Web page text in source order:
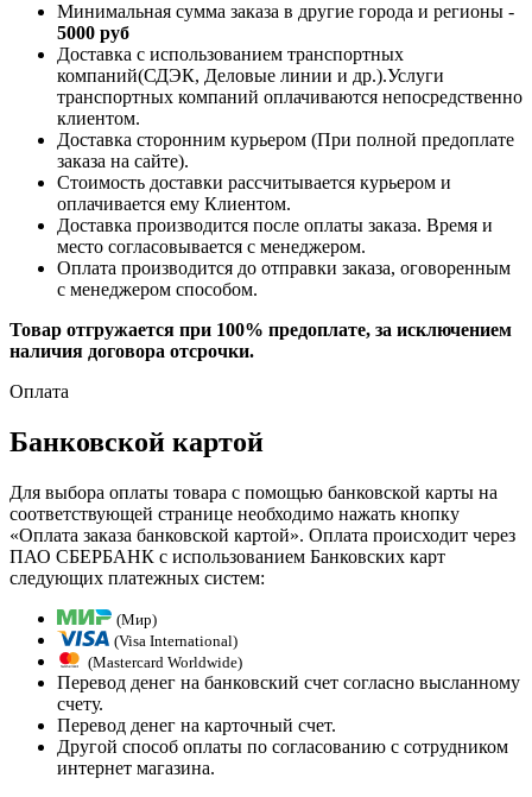
Минимальная сумма заказа в другие города и регионы -
5000 руб
Доставка с использованием транспортных
компаний(СДЭК, Деловые линии и др.).Услуги
транспортных компаний оплачиваются непосредственно
клиентом.
Доставка сторонним курьером (При полной предоплате
заказа на сайте).
Стоимость доставки рассчитывается курьером и
оплачивается ему Клиентом.
Доставка производится после оплаты заказа. Время и
место согласовывается с менеджером.
Оплата производится до отправки заказа, оговоренным
с менеджером способом.
Товар отгружается при 100% предоплате, за исключением
наличия договора отсрочки.
Оплата
Банковской картой
Для выбора оплаты товара с помощью банковской карты на
соответствующей странице необходимо нажать кнопку
«Оплата заказа банковской картой». Оплата происходит через
ПАО СБЕРБАНК с использованием Банковских карт
следующих платежных систем:
(Мир)
(Visa International)
(Mastercard Worldwide)
Перевод денег на банковский счет согласно высланному
счету.
Перевод денег на карточный счет.
Другой способ оплаты по согласованию с сотрудником
интернет магазина.